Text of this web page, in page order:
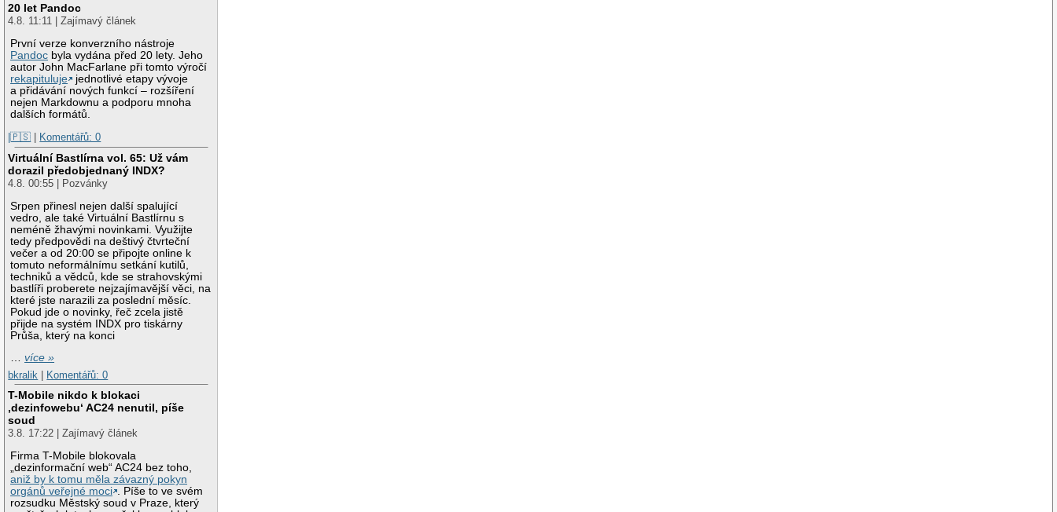
20 let Pandoc
4.8. 11:11 | Zajímavý článek
První verze konverzního nástroje
Pandoc byla vydána před 20 lety. Jeho
autor John MacFarlane při tomto výročí
rekapituluje
jednotlivé etapy vývoje
a přidávání nových funkcí – rozšíření
nejen Markdownu a podporu mnoha
dalších formátů.
|🇵🇸
Komentářů: 0
Virtuální Bastlírna vol. 65: Už vám
dorazil předobjednaný INDX?
4.8. 00:55 | Pozvánky
Srpen přinesl nejen další spalující
vedro, ale také Virtuální Bastlírnu s
neméně žhavými novinkami. Využijte
tedy předpovědi na deštivý čtvrteční
večer a od 20:00 se připojte online k
tomuto neformálnímu setkání kutilů,
techniků a vědců, kde se strahovskými
bastlíři proberete nejzajímavější věci, na
které jste narazili za poslední měsíc.
Pokud jde o novinky, řeč zcela jistě
přijde na systém INDX pro tiskárny
Průša, který na konci
…více »
bkralik | Komentářů: 0
T-Mobile nikdo k blokaci
‚dezinfowebu‘ AC24 nenutil, píše
soud
3.8. 17:22 | Zajímavý článek
Firma T-Mobile blokovala
„dezinformační web“ AC24 bez toho,
aniž by k tomu měla závazný pokyn
orgánů veřejné moci
. Píše to ve svém
rozsudku Městský soud v Praze, který